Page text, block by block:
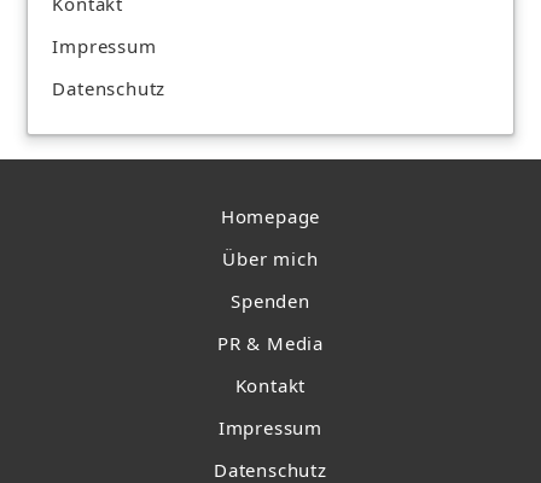
Impressum
Datenschutz
Homepage
Über mich
Spenden
PR & Media
Kontakt
Impressum
Datenschutz